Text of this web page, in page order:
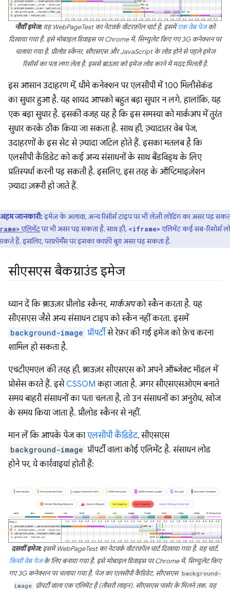
नौवीं इमेज:यह WebPageTest का नेटवर्क वॉटरफ़ॉल चार्ट है. इसमेंएक वेब पेजको
दिखाया गया है. इसे मोबाइल डिवाइस पर Chrome में, सिम्युलेट किए गए 3G कनेक्शन पर
चलाया गया है. प्रीलोड स्कैनर, सीएसएस और JavaScript के लोड होने से पहले इमेज
रिसॉर्स का पता लगा लेता है. इससे ब्राउज़र को इमेज लोड करने में मदद मिलती है.
इस आसान उदाहरण में, धीमे कनेक्शन पर एलसीपी में 100 मिलीसेकंड
का सुधार हुआ है. यह शायद आपको बहुत बड़ा सुधार न लगे. हालांकि, यह
एक बड़ा सुधार है. इसकी वजह यह है कि इस समस्या को मार्कअप में तुरंत
सुधार करके ठीक किया जा सकता है. साथ ही, ज़्यादातर वेब पेज,
उदाहरणों के इस सेट से ज़्यादा जटिल होते हैं. इसका मतलब है कि
एलसीपी कैंडिडेट को कई अन्य संसाधनों के साथ बैंडविड्थ के लिए
प्रतिस्पर्धा करनी पड़ सकती है. इसलिए, इस तरह के ऑप्टिमाइज़ेशन
ज़्यादा ज़रूरी हो जाते हैं.
अहम जानकारी:इमेज के अलावा, अन्य रिसॉर्स टाइप पर भी लेज़ी लोडिंग का असर पड़
एलिमेंटपर भी असर पड़ सकता है. साथ ही, <iframe>एलिमेंट कई सब-रिसोर्स
हैं. इसलिए, परफ़ॉर्मेंस पर इसका काफ़ी बुरा असर पड़ सकता है.
सीएसएस बैकग्राउंड इमेज
ध्यान दें कि ब्राउज़र प्रीलोड स्कैनर, मार्कअपको स्कैन करता है. यह
सीएसएस जैसे अन्य संसाधन टाइप को स्कैन नहीं करता. इसमें
background-image प्रॉपर्टीसे रेफ़र की गई इमेज को फ़ेच करना
शामिल हो सकता है.
एचटीएमएल की तरह ही, ब्राउज़र सीएसएस को अपने ऑब्जेक्ट मॉडल में
प्रोसेस करते हैं. इसेCSSOM कहा जाता है. अगर सीएसएसओएम बनाते
समय बाहरी संसाधनों का पता चलता है, तो उन संसाधनों का अनुरोध, खोज
के समय किया जाता है. प्रीलोड स्कैनर से नहीं.
मान लें कि आपके पेज काएलसीपी कैंडिडेट, सीएसएस
background-image प्रॉपर्टी वाला कोई एलिमेंट है. संसाधन लोड
होने पर, ये कार्रवाइयां होती हैं:
दसवीं इमेज:इसमें WebPageTest का नेटवर्क वॉटरफ़ॉल चार्ट दिखाया गया है. यह चार्ट,
किसी वेब पेजके लिए बनाया गया है. इसे मोबाइल डिवाइस पर Chrome में, सिम्युलेट किए
गए 3G कनेक्शन पर चलाया गया है. पेज का एलसीपी कैंडिडेट, सीएसएस background-
image प्रॉपर्टी वाला एक एलिमेंट है (तीसरी लाइन). सीएसएस पार्सर के मिलने तक, यह